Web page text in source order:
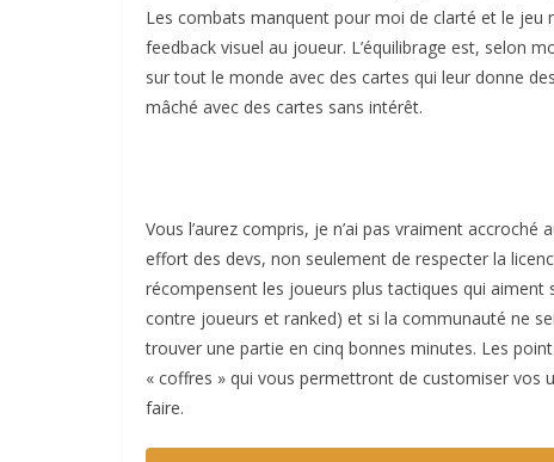
Les combats manquent pour moi de clarté et le
feedback visuel au joueur. L’équilibrage est, selon
sur tout le monde avec des cartes qui leur donne
mâché avec des cartes sans intérêt.
Vous l’aurez compris, je n’ai pas vraiment
effort des devs, non seulement de respecter la
récompensent les joueurs plus tactiques qui aiment
contre joueurs et ranked) et si la communauté ne
trouver une partie en cinq bonnes minutes. Les
« coffres » qui vous permettront de customiser vos
faire.